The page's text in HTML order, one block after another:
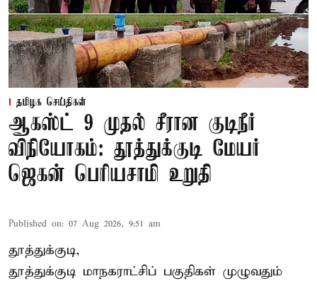
தமிழக செய்திகள்
ஆகஸ்ட் 9 முதல் சீரான குடிநீர்
விநியோகம்: தூத்துக்குடி மேயர்
ஜெகன் பெரியசாமி உறுதி
Published on: 07 Aug 2026, 9:51 am
தூத்துக்குடி,
தூத்துக்குடி மாநகராட்சிப் பகுதிகள் முழுவதும்